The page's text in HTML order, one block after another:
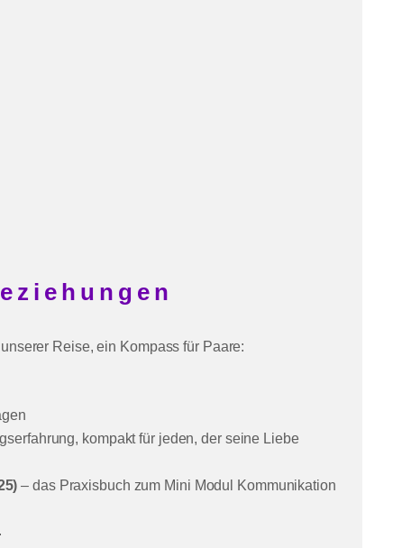
Reise, ein Kompass für Paare:
kompakt für jeden, der seine Liebe
– das Praxisbuch zum Mini Modul Kommunikation